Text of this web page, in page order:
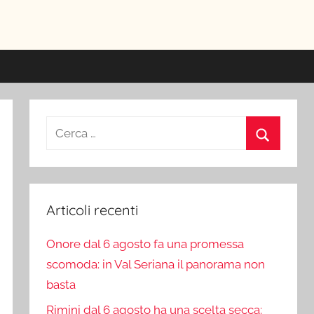
Ricerca
Articoli recenti
Onore dal 6 agosto fa una promessa
scomoda: in Val Seriana il panorama non
basta
Rimini dal 6 agosto ha una scelta secca: